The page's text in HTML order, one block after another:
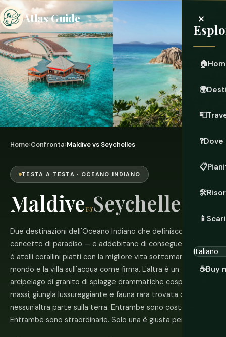
Atlas Guide ×
🏠
🌍
📮
❓Dove
📋
🛠️
📱
☕Buy
Home›Confronta›Maldive vs Seychelles
TESTA A TESTA · OCEANO INDIANO
MaldivevsSeychelles
Due destinazioni dell'Oceano Indiano che definiscono il
concetto di paradiso — e addebitano di conseguenza. Una
è atolli corallini piatti con la migliore vita sottomarina del
mondo e la villa sull'acqua come firma. L'altra è un
arcipelago di granito di spiagge drammatiche cosparse di
massi, giungla lussureggiante e fauna rara trovata da
nessun'altra parte sulla terra. Entrambe sono costose.
Entrambe sono straordinarie. Solo una è giusta per te.